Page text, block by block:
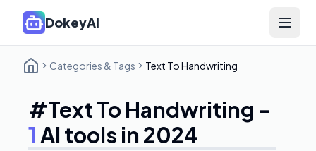
DokeyAI Open
Categories & Tags Text To Handwriting
#Text To Handwriting -
1 AI tools in 2024